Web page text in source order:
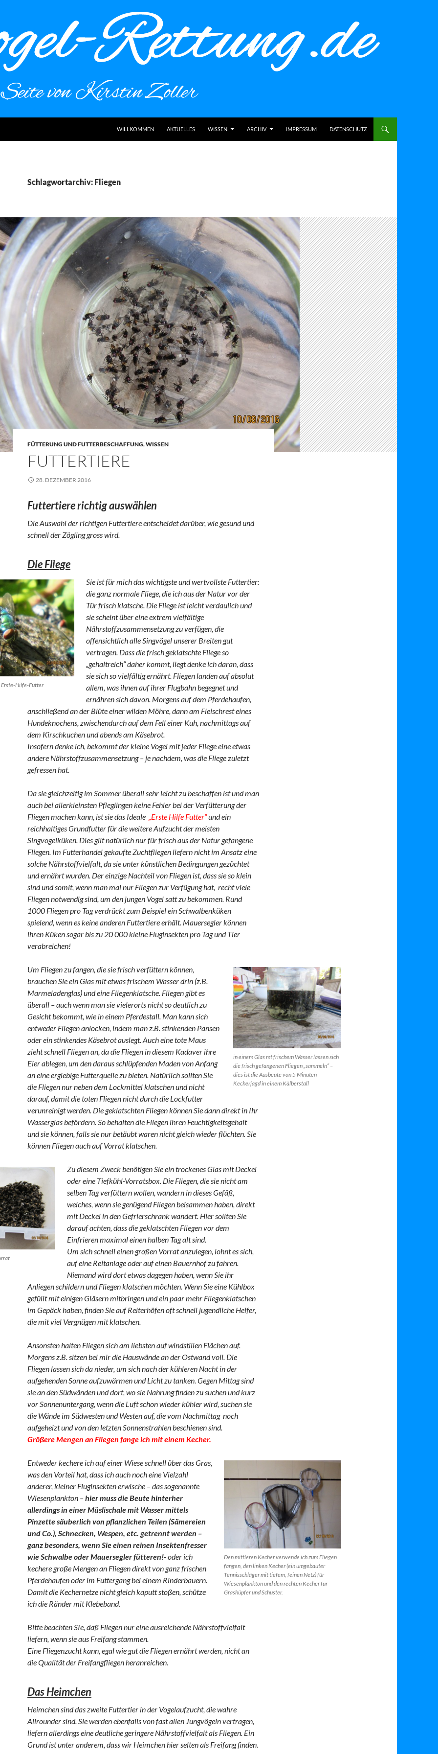
WILLKOMMEN AKTUELLES WISSEN ARCHIV IMPRESSUM DATENSCHUTZ
Schlagwortarchiv: Fliegen
FÜTTERUNG UND FUTTERBESCHAFFUNG,WISSEN
FUTTERTIERE
28. DEZEMBER 2016
Futtertiere richtig auswählen
Die Auswahl der richtigen Futtertiere entscheidet darüber, wie gesund und
schnell der Zögling gross wird.
Die Fliege
Erste-Hilfe-Futter
Sie ist für mich das wichtigste und wertvollste Futtertier:
die ganz normale Fliege, die ich aus der Natur vor der
Tür frisch klatsche. Die Fliege ist leicht verdaulich und
sie scheint über eine extrem vielfältige
Nährstoffzusammensetzung zu verfügen, die
offensichtlich alle Singvögel unserer Breiten gut
vertragen. Dass die frisch geklatschte Fliege so
„gehaltreich“ daher kommt, liegt denke ich daran, dass
sie sich so vielfältig ernährt. Fliegen landen auf absolut
allem, was ihnen auf ihrer Flugbahn begegnet und
ernähren sich davon. Morgens auf dem Pferdehaufen,
anschließend an der Blüte einer wilden Möhre, dann am Fleischrest eines
Hundeknochens, zwischendurch auf dem Fell einer Kuh, nachmittags auf
dem Kirschkuchen und abends am Käsebrot.
Insofern denke ich, bekommt der kleine Vogel mit jeder Fliege eine etwas
andere Nährstoffzusammensetzung – je nachdem, was die Fliege zuletzt
gefressen hat.
Da sie gleichzeitig im Sommer überall sehr leicht zu beschaffen ist und man
auch bei allerkleinsten Pfleglingen keine Fehler bei der Verfütterung der
Fliegen machen kann, ist sie das Ideale „Erste Hilfe Futter“und ein
reichhaltiges Grundfutter für die weitere Aufzucht der meisten
Singvogelküken. Dies gilt natürlich nur für frisch aus der Natur gefangene
Fliegen. Im Futterhandel gekaufte Zuchtfliegen liefern nicht im Ansatz eine
solche Nährstoffvielfalt, da sie unter künstlichen Bedingungen gezüchtet
und ernährt wurden. Der einzige Nachteil von Fliegen ist, dass sie so klein
sind und somit, wenn man mal nur Fliegen zur Verfügung hat, recht viele
Fliegen notwendig sind, um den jungen Vogel satt zu bekommen. Rund
1000 Fliegen pro Tag verdrückt zum Beispiel ein Schwalbenküken
spielend, wenn es keine anderen Futtertiere erhält. Mauersegler können
ihren Küken sogar bis zu 20 000 kleine Fluginsekten pro Tag und Tier
verabreichen!
in einem Glas mt frischem Wasser lassen sich
die frisch gefangenen Fliegen „sammeln“ –
dies ist die Ausbeute von 5 Minuten
Kecherjagd in einem Kälberstall
Um Fliegen zu fangen, die sie frisch verfüttern können,
brauchen Sie ein Glas mit etwas frischem Wasser drin (z.B.
Marmeladenglas) und eine Fliegenklatsche. Fliegen gibt es
überall – auch wenn man sie vielerorts nicht so deutlich zu
Gesicht bekommt, wie in einem Pferdestall. Man kann sich
entweder Fliegen anlocken, indem man z.B. stinkenden Pansen
oder ein stinkendes Käsebrot auslegt. Auch eine tote Maus
zieht schnell Fliegen an, da die Fliegen in diesem Kadaver ihre
Eier ablegen, um den daraus schlüpfenden Maden von Anfang
an eine ergiebige Futterquelle zu bieten. Natürlich sollten Sie
die Fliegen nur neben dem Lockmittel klatschen und nicht
darauf, damit die toten Fliegen nicht durch die Lockfutter
verunreinigt werden. Die geklatschten Fliegen können Sie dann direkt in Ihr
Wasserglas befördern. So behalten die Fliegen ihren Feuchtigkeitsgehalt
und sie können, falls sie nur betäubt waren nicht gleich wieder flüchten. Sie
können Fliegen auch auf Vorrat klatschen.
Zu diesem Zweck benötigen Sie ein trockenes Glas mit Deckel
oder eine Tiefkühl-Vorratsbox. Die Fliegen, die sie nicht am
selben Tag verfüttern wollen, wandern in dieses Gefäß,
welches, wenn sie genügend Fliegen beisammen haben, direkt
mit Deckel in den Gefrierschrank wandert. Hier sollten Sie
darauf achten, dass die geklatschten Fliegen vor dem
Einfrieren maximal einen halben Tag alt sind.
Um sich schnell einen großen Vorrat anzulegen, lohnt es sich,
auf eine Reitanlage oder auf einen Bauernhof zu fahren.
Niemand wird dort etwas dagegen haben, wenn Sie ihr
Anliegen schildern und Fliegen klatschen möchten. Wenn Sie eine Kühlbox
gefüllt mit einigen Gläsern mitbringen und ein paar mehr Fliegenklatschen
im Gepäck haben, finden Sie auf Reiterhöfen oft schnell jugendliche Helfer,
die mit viel Vergnügen mit klatschen.
Ansonsten halten Fliegen sich am liebsten auf windstillen Flächen auf.
Morgens z.B. sitzen bei mir die Hauswände an der Ostwand voll. Die
Fliegen lassen sich da nieder, um sich nach der kühleren Nacht in der
aufgehenden Sonne aufzuwärmen und Licht zu tanken. Gegen Mittag sind
sie an den Südwänden und dort, wo sie Nahrung finden zu suchen und kurz
vor Sonnenuntergang, wenn die Luft schon wieder kühler wird, suchen sie
die Wände im Südwesten und Westen auf, die vom Nachmittag noch
aufgeheizt und von den letzten Sonnenstrahlen beschienen sind.
Größere Mengen an Fliegen fange ich mit einem Kecher.
Den mittleren Kecher verwende ich zum Fliegen
fangen, den linken Kecher (ein umgebauter
Tennisschläger mit tiefem, feinen Netz) für
Wiesenplankton und den rechten Kecher für
Grashüpfer und Schuster.
Entweder kechere ich auf einer Wiese schnell über das Gras,
was den Vorteil hat, dass ich auch noch eine Vielzahl
anderer, kleiner Fluginsekten erwische – das sogenannte
Wiesenplankton –hier muss die Beute hinterher
allerdings in einer Müslischale mit Wassermittels
Pinzette säuberlich von pflanzlichen Teilen (Sämereien
und Co.), Schnecken, Wespen, etc. getrennt werden –
ganz besonders, wenn Sie einen reinen Insektenfresser
wie Schwalbe oder Mauersegler fütteren!-oder ich
kechere große Mengen an Fliegen direkt von ganz frischen
Pferdehaufen oder im Futtergang bei einem Rinderbauern.
Damit die Kechernetze nicht gleich kaputt stoßen, schütze
ich die Ränder mit Klebeband.
Bitte beachten SIe, daß Fliegen nur eine ausreichende Nährstoffvielfalt
liefern, wenn sie aus Freifang stammen.
Eine Fliegenzucht kann, egal wie gut die Fliegen ernährt werden, nicht an
die Qualität der Freifangfliegen heranreichen.
Das Heimchen
Heimchen sind das zweite Futtertier in der Vogelaufzucht, die wahre
Allrounder sind. Sie werden ebenfalls von fast allen Jungvögeln vertragen,
liefern allerdings eine deutliche geringere Nährstoffvielfalt als Fliegen. Ein
Grund ist unter anderem, dass wir Heimchen hier selten als Freifang finden.